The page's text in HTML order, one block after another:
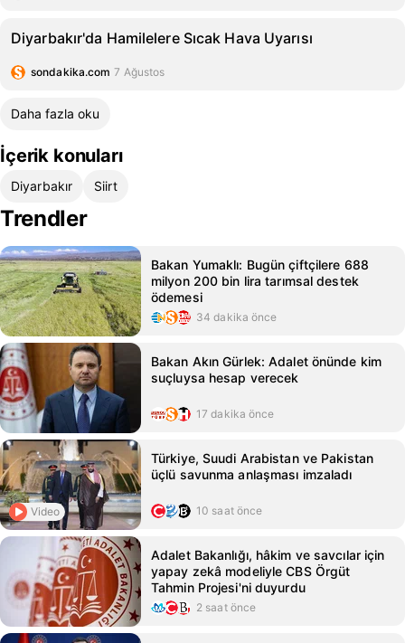
Diyarbakır'da Hamilelere Sıcak Hava Uyarısı
sondakika.com 7 Ağustos
Daha fazla oku
İçerik konuları
Diyarbakır Siirt
Trendler
Bakan Yumaklı: Bugün çiftçilere 688
milyon 200 bin lira tarımsal destek
ödemesi
34 dakika önce
Bakan Akın Gürlek: Adalet önünde kim
suçluysa hesap verecek
17 dakika önce
Video
Türkiye, Suudi Arabistan ve Pakistan
üçlü savunma anlaşması imzaladı
10 saat önce
Adalet Bakanlığı, hâkim ve savcılar için
yapay zekâ modeliyle CBS Örgüt
Tahmin Projesi'ni duyurdu
2 saat önce